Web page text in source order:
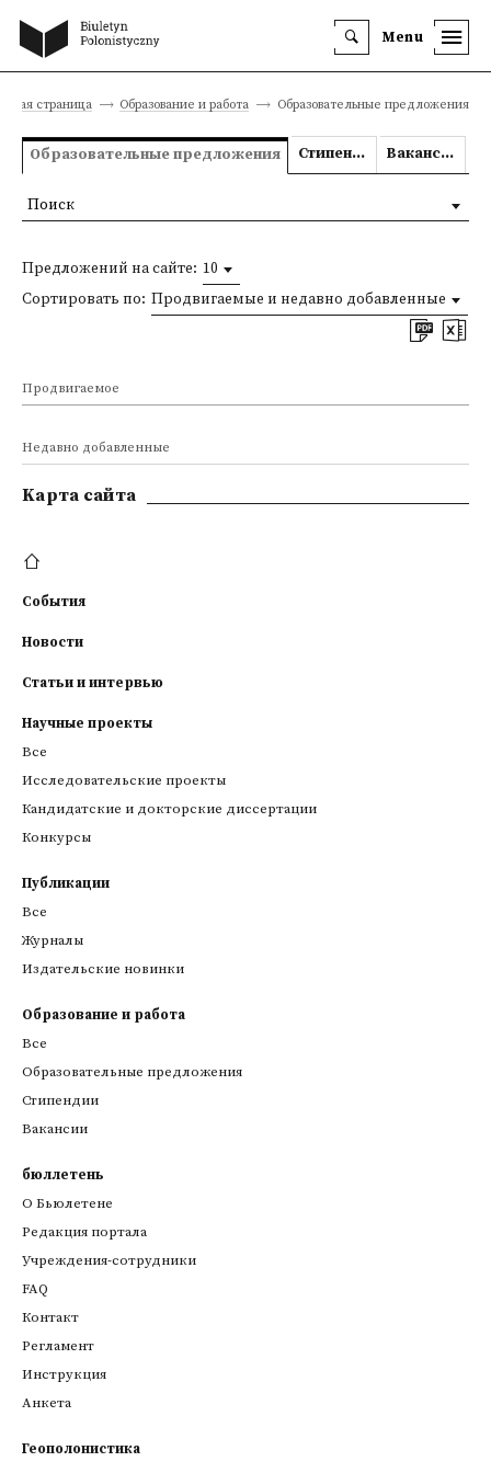
Menu
страница Образование и работа Образовательные предложения
Образовательные предложения Стипендии Вакансии
Предложений на сайте: 10
Сортировать по: Продвигаемые и недавно добавленные
Продвигаемое
Недавно добавленные
Поиск
Kарта сайта
События
Новости
Статьи и интервью
Научные проекты
Все
Исследовательские проекты
Кандидатские и докторские диссертации
Конкурсы
Публикации
Все
Журналы
Издательские новинки
Образование и работа
Все
Образовательные предложения
Стипендии
Вакансии
бюллетень
О Бьюлетене
Редакция портала
Учреждения-сотрудники
FAQ
Контакт
Регламент
Инструкция
Анкета
Геополонистика